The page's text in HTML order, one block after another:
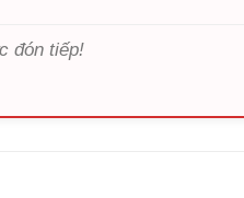
đón tiếp!